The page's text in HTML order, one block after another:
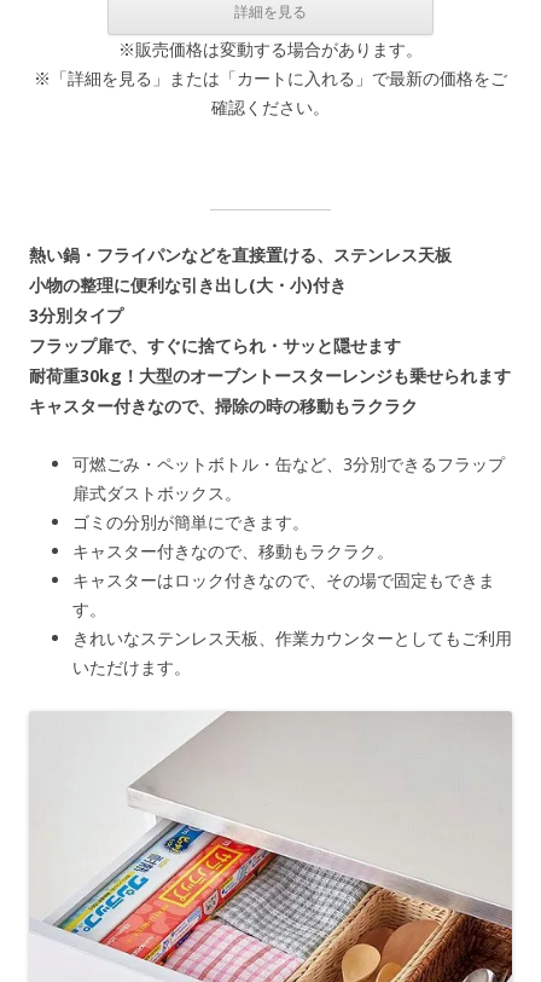
※販売価格は変動する場合があります。
※「詳細を見る」または「カートに入れる」で最新の価格をご
確認ください。
熱い鍋・フライパンなどを直接置ける、ステンレス天板
小物の整理に便利な引き出し(大・小)付き
3分別タイプ
フラップ扉で、すぐに捨てられ・サッと隠せます
耐荷重30kg！大型のオーブントースターレンジも乗せられます
キャスター付きなので、掃除の時の移動もラクラク
可燃ごみ・ペットボトル・缶など、3分別できるフラップ
扉式ダストボックス。
ゴミの分別が簡単にできます。
キャスター付きなので、移動もラクラク。
キャスターはロック付きなので、その場で固定もできま
す。
きれいなステンレス天板、作業カウンターとしてもご利用
いただけます。